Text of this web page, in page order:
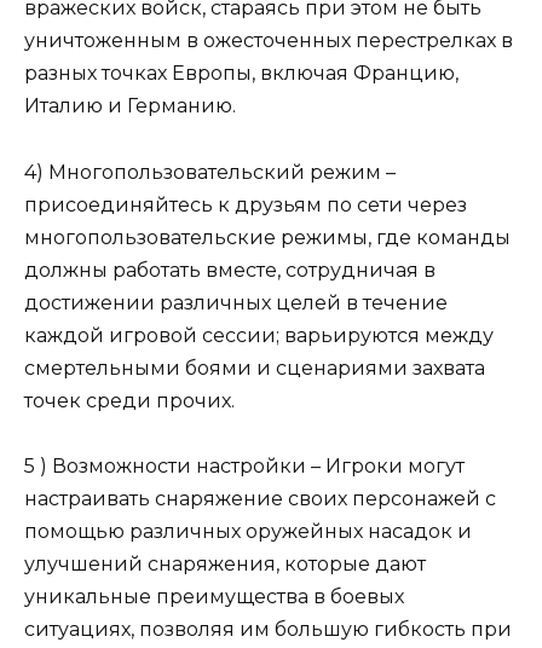
вражеских войск, стараясь при этом не быть
уничтоженным в ожесточенных перестрелках в
разных точках Европы, включая Францию,
Италию и Германию.
4) Многопользовательский режим –
присоединяйтесь к друзьям по сети через
многопользовательские режимы, где команды
должны работать вместе, сотрудничая в
достижении различных целей в течение
каждой игровой сессии; варьируются между
смертельными боями и сценариями захвата
точек среди прочих.
5 ) Возможности настройки – Игроки могут
настраивать снаряжение своих персонажей с
помощью различных оружейных насадок и
улучшений снаряжения, которые дают
уникальные преимущества в боевых
ситуациях, позволяя им большую гибкость при